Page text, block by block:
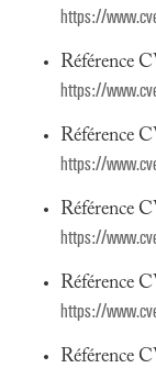
https://
Référence
https://
Référence
https://
Référence
https://
Référence
https://
Référence